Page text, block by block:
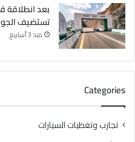
بعد انطلاقة
تستضيف
منذ 3 أسابيع
Categories
تجارب وتغطيات السيارات